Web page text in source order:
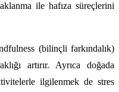
ile hafıza süreçlerini
(bilinçli farkındalık)
artırır. Ayrıca doğada
ilgilenmek de stres